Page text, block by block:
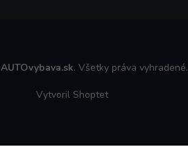
AUTOvybava.sk. Všetky práva vyhradené.
Vytvoril Shoptet